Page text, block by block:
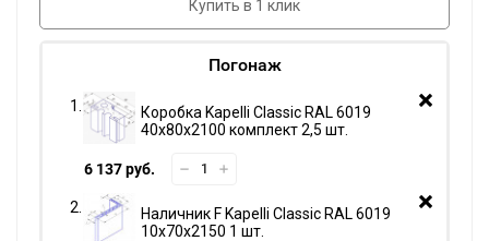
Купить в 1 клик
Погонаж
Коробка Kapelli Classic RAL 6019
40х80х2100 комплект 2,5 шт.
6 137 руб.
Наличник F Kapelli Classic RAL 6019
10х70х2150 1 шт.